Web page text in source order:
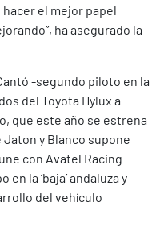
el mejor papel
ha asegurado la
-segundo piloto en la
del Toyota Hylux a
que este año se estrena
Jaton y Blanco supone
con Avatel Racing
la ‘baja’ andaluza y
del vehículo